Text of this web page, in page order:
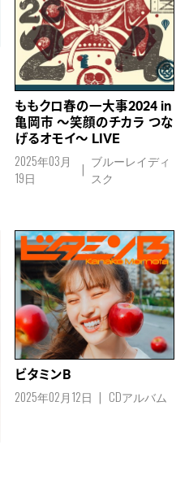
ももクロ春の一大事2024 in
亀岡市 ～笑顔のチカラ つな
げるオモイ～ LIVE
2025年03月
19日
ブルーレイディ
スク
ビタミンB
2025年02月12日 CDアルバム